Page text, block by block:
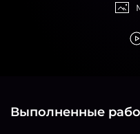
Выполненные